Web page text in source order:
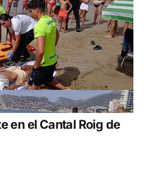
en el Cantal Roig de